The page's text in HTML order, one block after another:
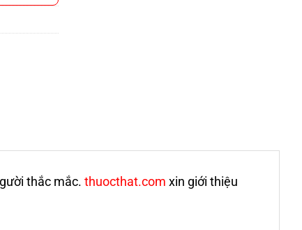
thắc mắc. thuocthat.com xin giới thiệu